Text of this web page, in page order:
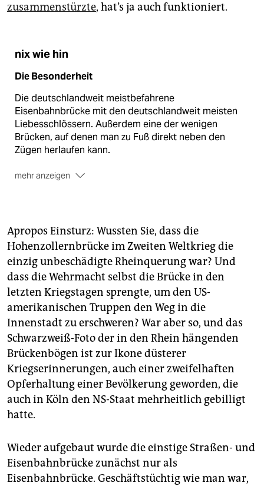
zusammenstürzte, hat’s ja auch funktioniert.
nix wie hin
Die Besonderheit
Die deutschlandweit meistbefahrene
Eisenbahnbrücke mit den deutschlandweit meisten
Liebesschlössern. Außerdem eine der wenigen
Brücken, auf denen man zu Fuß direkt neben den
Zügen herlaufen kann.
mehr anzeigen
unterwegs sind und das erhabene Gefühl genießen
wollen, den Rhein zu überqueren. Monarchisten
können die Reiterstandbilder der Hohenzollern am
Ein- und Ausgang der Brücke bewundern, Verliebte
ein Schloss am Gitter anbringen und den Schlüssel
ins Wasser werfen.
Hindernisse auf dem Weg
Naja, ein bisschen laut (Züge) und schwankend (auch
Züge) ist es schon da oben, und etwas rummelig. Das
ist aber auch schon alles. Schlaglöcher oder
Baugruben gibt es keine.
Apropos Einsturz: Wussten Sie, dass die
Hohenzollernbrücke im Zweiten Weltkrieg die
einzig unbeschädigte Rheinquerung war? Und
dass die Wehrmacht selbst die Brücke in den
letzten Kriegstagen sprengte, um den US-
amerikanischen Truppen den Weg in die
Innenstadt zu erschweren? War aber so, und das
Schwarzweiß-Foto der in den Rhein hängenden
Brückenbögen ist zur Ikone düsterer
Kriegserinnerungen, auch einer zweifelhaften
Opferhaltung einer Bevölkerung geworden, die
auch in Köln den NS-Staat mehrheitlich gebilligt
hatte.
Wieder aufgebaut wurde die einstige Straßen- und
Eisenbahnbrücke zunächst nur als
Eisenbahnbrücke. Geschäftstüchtig wie man war,